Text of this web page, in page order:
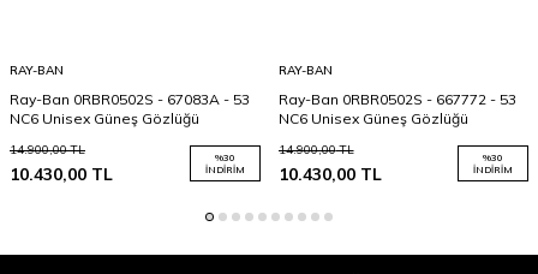
RAY-BAN
Ray-Ban 0RBR0502S - 67083A - 53
NC6 Unisex Güneş Gözlüğü
14.900,00TL
10.430,00 TL
%30
İNDIRIM
RAY-BAN
Ray-Ban 0RBR0502S - 667772 - 53
NC6 Unisex Güneş Gözlüğü
14.900,00TL
10.430,00TL
%30
İNDIRIM